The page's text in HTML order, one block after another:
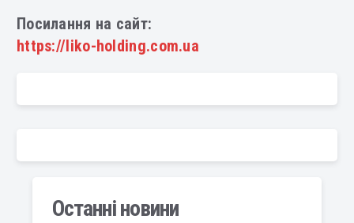
Останні новини
Посилання на сайт:
https://liko-holding.com.ua